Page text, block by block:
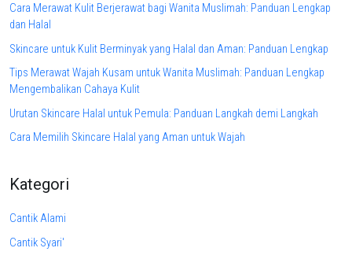
Cara Merawat Kulit Berjerawat bagi Wanita Muslimah: Panduan Lengkap
dan Halal
Skincare untuk Kulit Berminyak yang Halal dan Aman: Panduan Lengkap
Tips Merawat Wajah Kusam untuk Wanita Muslimah: Panduan Lengkap
Mengembalikan Cahaya Kulit
Urutan Skincare Halal untuk Pemula: Panduan Langkah demi Langkah
Cara Memilih Skincare Halal yang Aman untuk Wajah
Kategori
Cantik Alami
Cantik Syari'